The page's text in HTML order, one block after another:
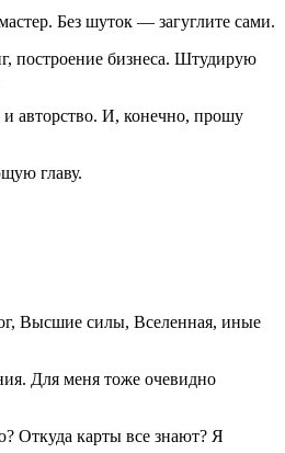
Без шуток — загуглите сами.
построение бизнеса. Штудирую
авторство. И, конечно, прошу
главу.
Высшие силы, Вселенная, иные
Для меня тоже очевидно
Откуда карты все знают? Я